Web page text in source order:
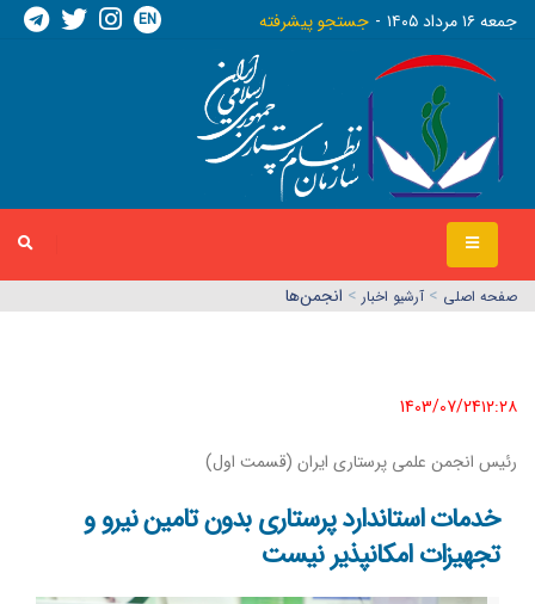
جمعه ١٦ مرداد ١٤٠٥ جستجو پیشرفته EN
صفحه اصلي > آرشیو اخبار > انجمن‌ها
1403/07/24١٢:٢٨
رئیس انجمن علمی پرستاری ایران (قسمت اول)
خدمات استاندارد پرستاری بدون تامین نیرو و
تجهیزات امکانپذیر نیست